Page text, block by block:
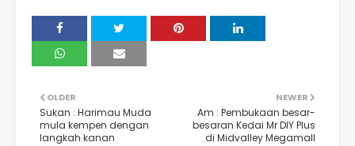
NEWER
Am : Pembukaan besar-
besaran Kedai Mr DIY Plus
di Midvalley Megamall
OLDER
Sukan : Harimau Muda
mula kempen dengan
langkah kanan